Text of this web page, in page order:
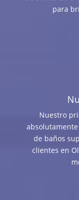
para
Nuestro
de baños
clientes en